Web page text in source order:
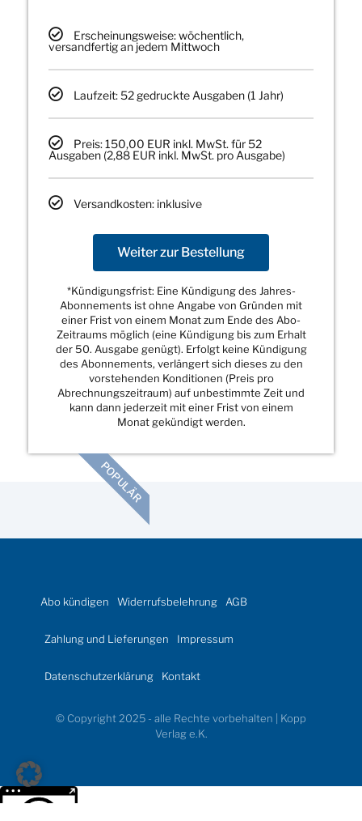
Erscheinungsweise: wöchentlich,
versandfertig an jedem Mittwoch
Laufzeit: 52 gedruckte Ausgaben (1 Jahr)
Preis: 150,00 EUR inkl. MwSt. für 52
Ausgaben (2,88 EUR inkl. MwSt. pro Ausgabe)
Versandkosten: inklusive
Weiter zur Bestellung
*Kündigungsfrist: Eine Kündigung des Jahres-
Abonnements ist ohne Angabe von Gründen mit
einer Frist von einem Monat zum Ende des Abo-
Zeitraums möglich (eine Kündigung bis zum Erhalt
der 50. Ausgabe genügt). Erfolgt keine Kündigung
des Abonnements, verlängert sich dieses zu den
vorstehenden Konditionen (Preis pro
Abrechnungszeitraum) auf unbestimmte Zeit und
kann dann jederzeit mit einer Frist von einem
Monat gekündigt werden.
POPULÄR
Abo kündigen Widerrufsbelehrung AGB
Zahlung und Lieferungen Impressum
Datenschutzerklärung Kontakt
© Copyright 2025 - alle Rechte vorbehalten | Kopp
Verlag e.K.
Weitere Informationen über den gesperrten Inhalt.